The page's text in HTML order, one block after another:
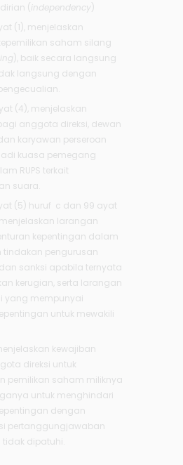
(independency)
(1), menjelaskan
saham silang
), baik secara langsung
langsung dengan
(4), menjelaskan
anggota direksi, dewan
karyawan perseroan
kuasa pemegang
RUPS terkait
suara.
(5) huruf c dan 99 ayat
menjelaskan larangan
kepentingan dalam
tindakan pengurusan
sanksi apabila ternyata
kerugian, serta larangan
yang mempunyai
untuk mewakili
kewajiban
direksi untuk
pemilikan saham miliknya
untuk menghindari
dengan
pertanggungjawaban
dipatuhi.